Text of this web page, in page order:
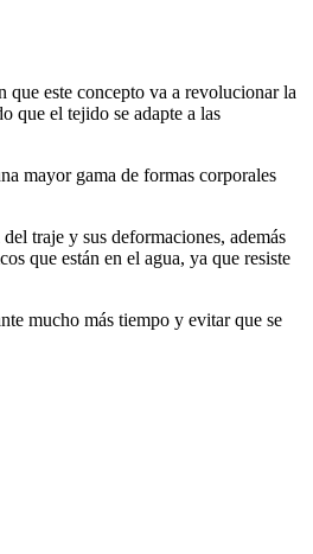
que este concepto va a revolucionar la
que el tejido se adapte a las
mayor gama de formas corporales
traje y sus deformaciones, además
que están en el agua, ya que resiste
mucho más tiempo y evitar que se